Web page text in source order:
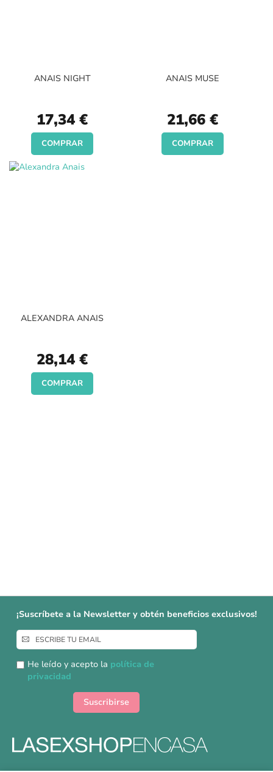
ANAIS NIGHT
17,34 €
COMPRAR
ANAIS MUSE
21,66 €
COMPRAR
ALEXANDRA ANAIS
28,14 €
COMPRAR
¡Suscríbete a la Newsletter y obtén beneficios exclusivos!
Inscríbase
a
nuestro
boletín
He leído y acepto la política de
privacidad
Suscribirse